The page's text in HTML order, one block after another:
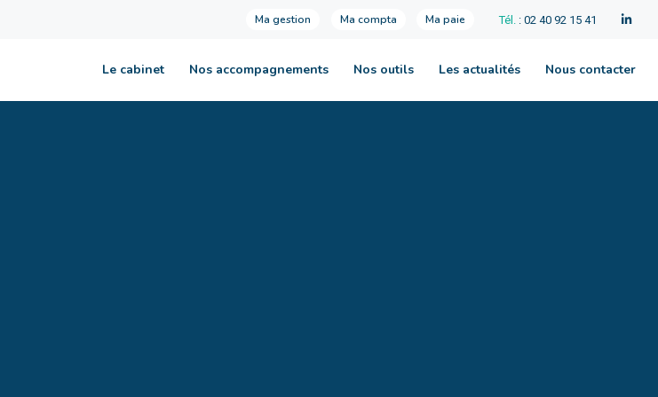
Ma gestion Ma compta Ma paie Tél. : 02 40 92 15 41
Le cabinet Nos accompagnements Nos outils Les actualités Nous contacter